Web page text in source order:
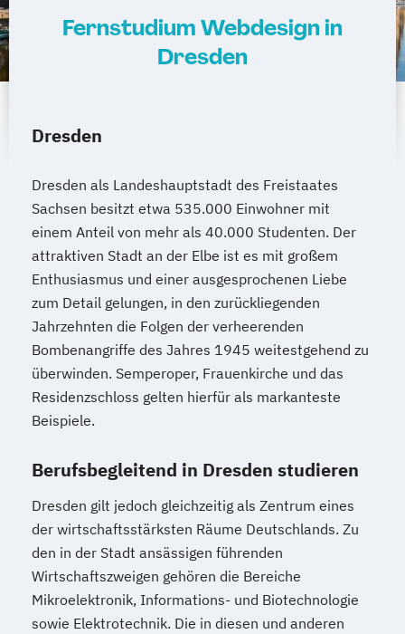
Produktdesign
Projektmanagement (DE/EN)
Public Health
Verwaltungsfachangestellte
Pädagogik Pädagogik für Bildung
Beratung und Personalentwicklung
Pädagogik Bildungsberatung und Leitung
Softwareentwicklung (DE/EN)
Soziale Arbeit
Soziale Arbeit Schwerpunkt Kinder und
Jugendliche
Sozialmanagement
Sozialpädagogik und Inklusion
Supply Chain Management
Tourismusmanagement
UX Design
Umweltingenieurwesen
Vertragsrecht
Wirtschaftsinformatik (DE/EN)
Wirtschaftsingenieurwesen
Wirtschaftsingenieurwesen (DE/EN)
Wirtschaftsingenieurwesen Medizintechnik
Wirtschaftsingenieurwesen und
Wirtschaftspsychologie & Leadership
Wirtschaftspsychologie im Online-
Abendstudium
Wirtschaftsrecht
Wirtschaftswissenschaften
Fernstudium Webdesign in
Dresden
Dresden
Dresden als Landeshauptstadt des Freistaates
Sachsen besitzt etwa 535.000 Einwohner mit
einem Anteil von mehr als 40.000 Studenten. Der
attraktiven Stadt an der Elbe ist es mit großem
Enthusiasmus und einer ausgesprochenen Liebe
zum Detail gelungen, in den zurückliegenden
Jahrzehnten die Folgen der verheerenden
Bombenangriffe des Jahres 1945 weitestgehend zu
überwinden. Semperoper, Frauenkirche und das
Residenzschloss gelten hierfür als markanteste
Beispiele.
Berufsbegleitend in Dresden studieren
Dresden gilt jedoch gleichzeitig als Zentrum eines
der wirtschaftsstärksten Räume Deutschlands. Zu
den in der Stadt ansässigen führenden
Wirtschaftszweigen gehören die Bereiche
Mikroelektronik, Informations- und Biotechnologie
sowie Elektrotechnik. Die in diesen und anderen